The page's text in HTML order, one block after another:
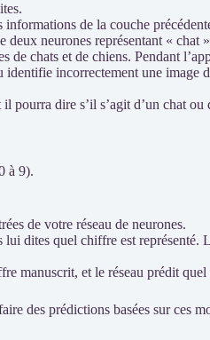
de la couche
neurones représentant « chat
de chats et de chiens. Pendant
incorrectement une
dire s’il s’agit d’un chat ou
à 9).
de votre réseau de neurones.
dites quel chiffre est représenté.
manuscrit, et le réseau prédit
des prédictions basées sur ces